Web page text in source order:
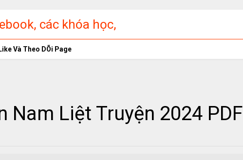
các khóa học,
phí
Và Theo DÕi Page
Nam Liệt Truyện 2024 PDF